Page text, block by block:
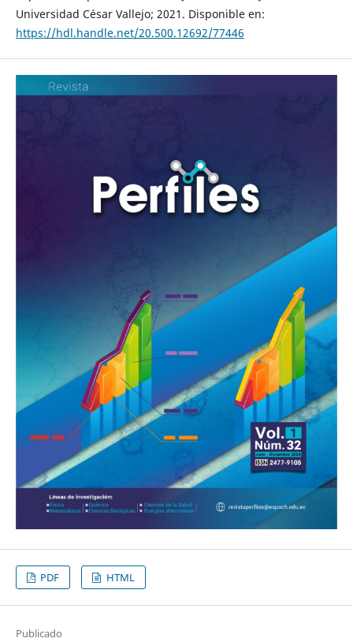
Universidad César Vallejo; 2021. Disponible en:
https://hdl.handle.net/20.500.12692/77446
PDF HTML
Publicado